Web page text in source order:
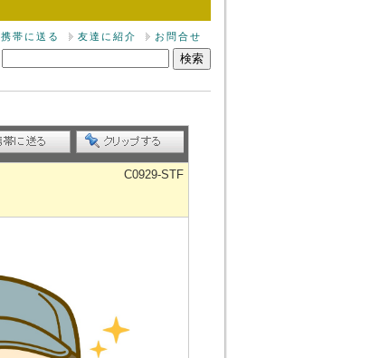
携帯に送る 友達に紹介 お問合せ
C0929-STF